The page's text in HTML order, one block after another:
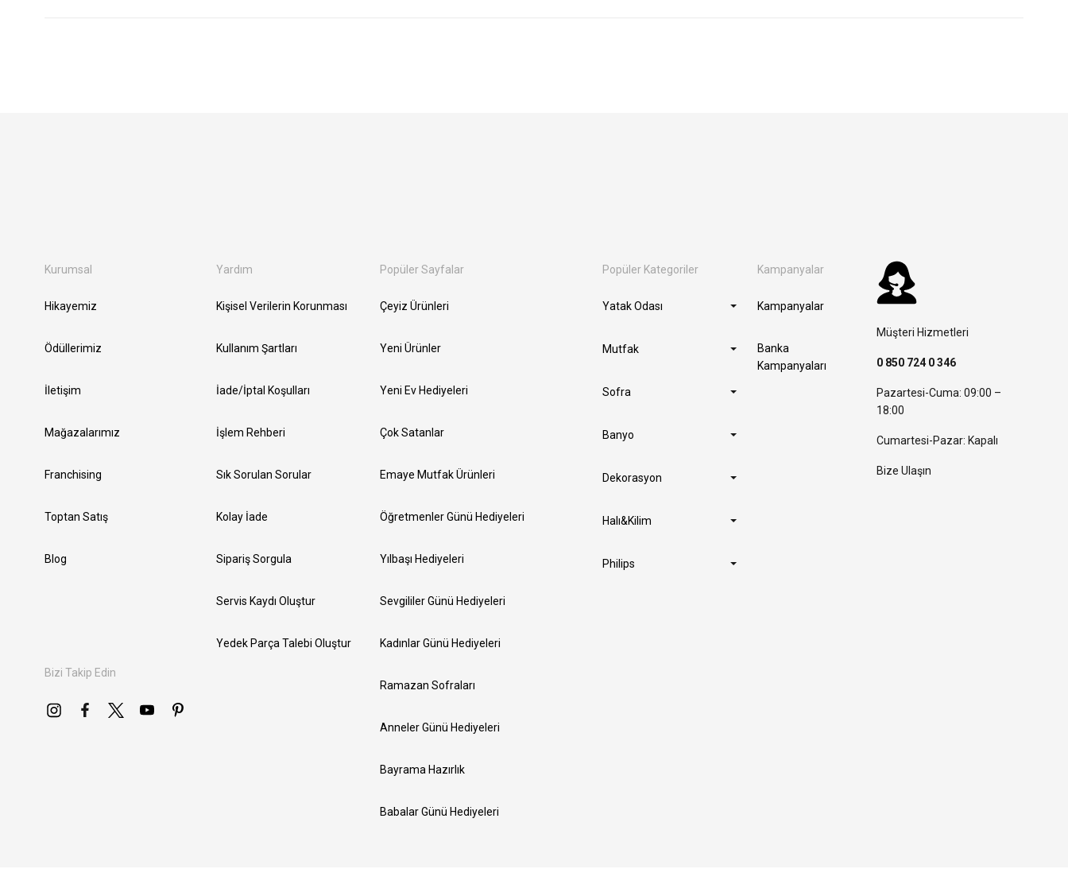
Kurumsal
Hikayemiz
Ödüllerimiz
İletişim
Mağazalarımız
Franchising
Toptan Satış
Blog
Bizi Takip Edin
Yardım
Kişisel Verilerin Korunması
Kullanım Şartları
İade/İptal Koşulları
İşlem Rehberi
Sık Sorulan Sorular
Kolay İade
Sipariş Sorgula
Servis Kaydı Oluştur
Yedek Parça Talebi Oluştur
Popüler Sayfalar
Çeyiz Ürünleri
Yeni Ürünler
Yeni Ev Hediyeleri
Çok Satanlar
Emaye Mutfak Ürünleri
Öğretmenler Günü Hediyeleri
Yılbaşı Hediyeleri
Sevgililer Günü Hediyeleri
Kadınlar Günü Hediyeleri
Ramazan Sofraları
Anneler Günü Hediyeleri
Bayrama Hazırlık
Babalar Günü Hediyeleri
Popüler Kategoriler
Yatak Odası
Mutfak
Sofra
Banyo
Dekorasyon
Halı&Kilim
Philips
Kampanyalar
Kampanyalar
Banka
Kampanyaları
Müşteri Hizmetleri
0 850 724 0 346
Pazartesi-Cuma: 09:00 –
18:00
Cumartesi-Pazar: Kapalı
Bize Ulaşın